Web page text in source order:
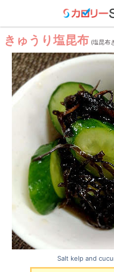
きゅうり塩昆布 (塩昆布
Salt kelp and